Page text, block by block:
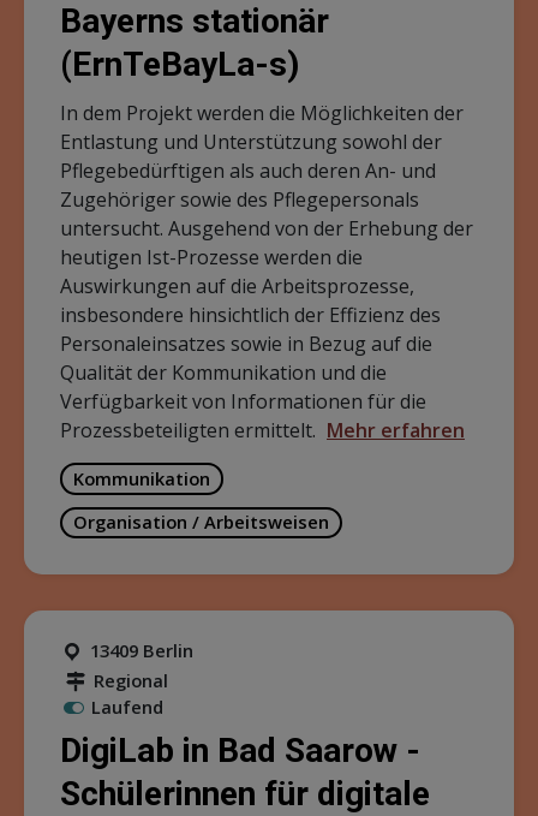
Bayerns stationär
(ErnTeBayLa-s)
In dem Projekt werden die Möglichkeiten der
Entlastung und Unterstützung sowohl der
Pflegebedürftigen als auch deren An- und
Zugehöriger sowie des Pflegepersonals
untersucht. Ausgehend von der Erhebung der
heutigen Ist-Prozesse werden die
Auswirkungen auf die Arbeitsprozesse,
insbesondere hinsichtlich der Effizienz des
Personaleinsatzes sowie in Bezug auf die
Qualität der Kommunikation und die
Verfügbarkeit von Informationen für die
Prozessbeteiligten ermittelt. Mehr erfahren
Kommunikation
Organisation / Arbeitsweisen
13409 Berlin
Regional
Laufend
DigiLab in Bad Saarow -
Schülerinnen für digitale